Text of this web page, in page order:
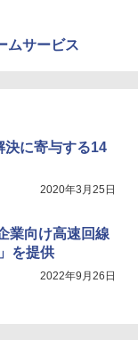
ムサービス
決に寄与する14
2020年3月25日
業向け高速回線
を提供
2022年9月26日